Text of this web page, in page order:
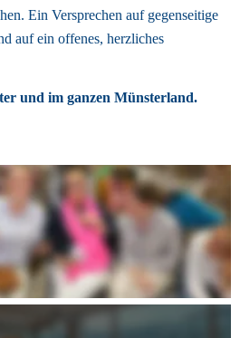
Ein Versprechen auf gegenseitige
auf ein offenes, herzliches
und im ganzen Münsterland.